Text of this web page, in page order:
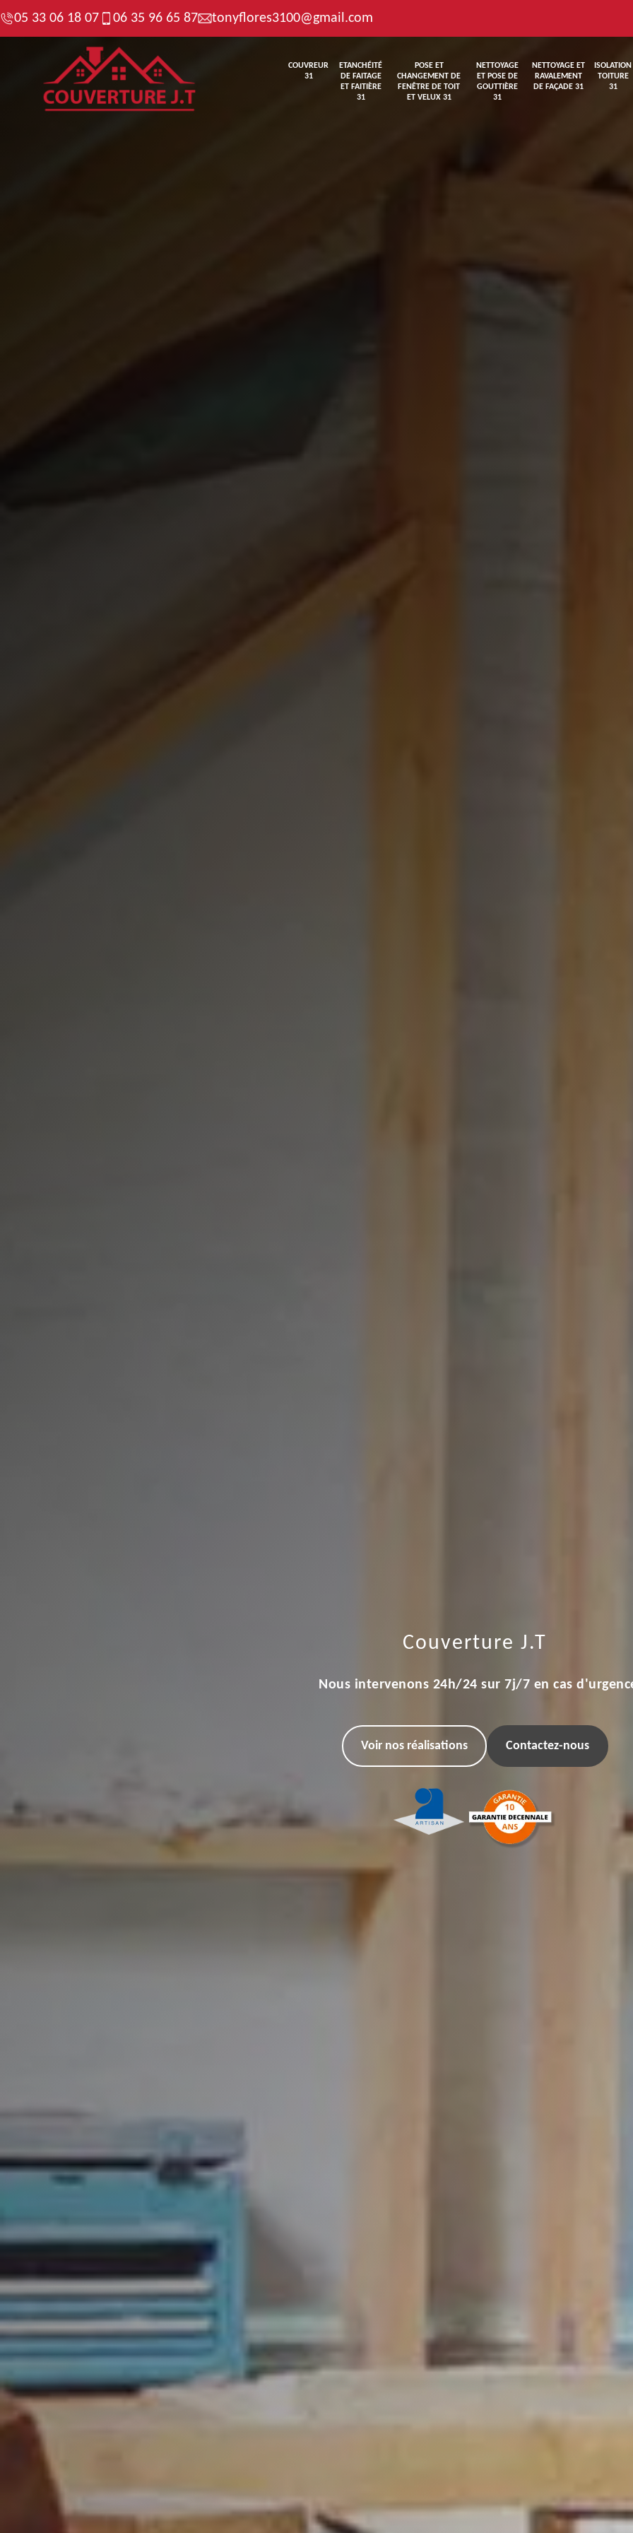
05 33 06 18 07 06 35 96 65 87 tonyflores3100@gmail.com
COUVREUR
31
ETANCHÉITÉ
DE FAITAGE
ET FAITIÈRE
31
POSE ET
CHANGEMENT DE
FENÊTRE DE TOIT
ET VELUX 31
NETTOYAGE
ET POSE DE
GOUTTIÈRE
31
NETTOYAGE ET
RAVALEMENT
DE FAÇADE 31
ISOLATION
TOITURE
31
Couverture J.T
Nous intervenons 24h/24 sur 7j/7 en cas
Voir nos réalisations Contactez-nous